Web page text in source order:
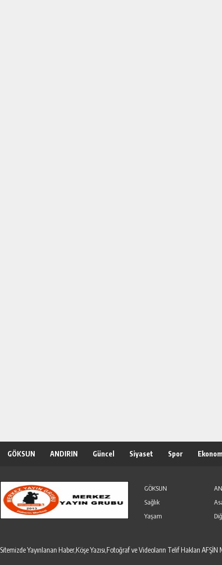
GÖKSUN ANDIRIN Güncel Siyaset Spor
GÖKSUN
Sağlık
Yaşam
Sitemizde Yayınlanan Haber,Köşe Yazısı,Fotoğraf ve Videoların Telif Hakları